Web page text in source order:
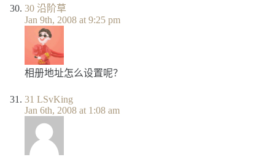
30 沿阶草
Jan 9th, 2008 at 9:25 pm
相册地址怎么设置呢？
31 LSvKing
Jan 6th, 2008 at 1:08 am